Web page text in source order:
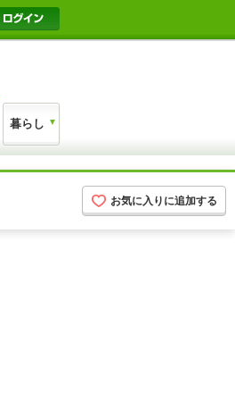
暮らし
お気に入りに追加する